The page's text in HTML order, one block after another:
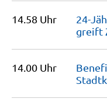
14.58 Uhr
24-
greift
14.00 Uhr